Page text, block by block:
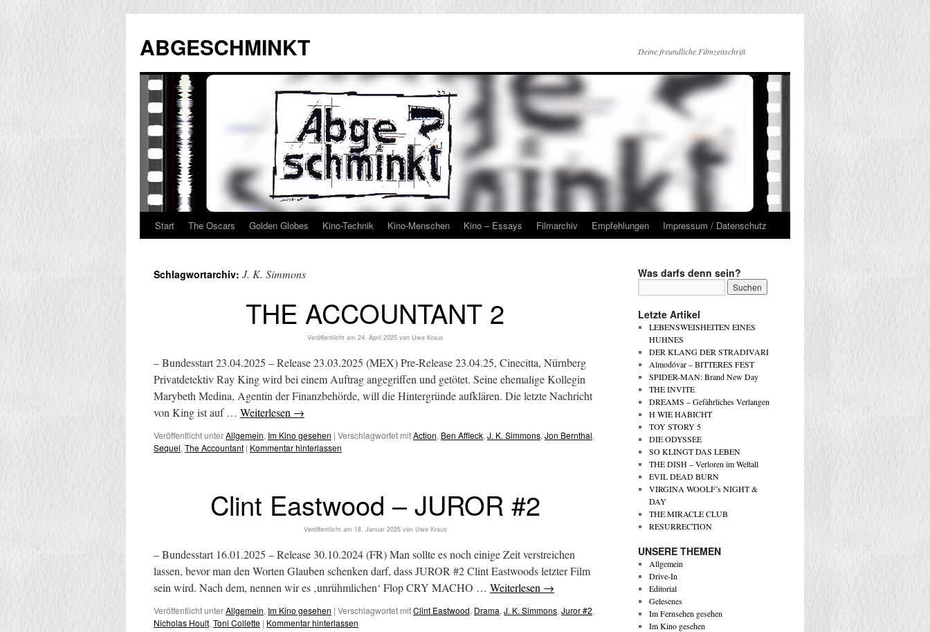
springen
ABGESCHMINKT Deine freundliche Filmzeitschrift
Start The Oscars Golden Globes Kino-Technik Kino-Menschen Kino – Essays Filmarchiv Empfehlungen Impressum / Datenschutz
Schlagwortarchiv: J. K. Simmons
THE ACCOUNTANT 2
Veröffentlicht am 24. April 2025 von Uwe Kraus
– Bundesstart 23.04.2025 – Release 23.03.2025 (MEX) Pre-Release 23.04.25, Cinecitta, Nürnberg
Privatdetektiv Ray King wird bei einem Auftrag angegriffen und getötet. Seine ehemalige Kollegin
Marybeth Medina, Agentin der Finanzbehörde, will die Hintergründe aufklären. Die letzte Nachricht
von King ist auf … Weiterlesen →
Veröffentlicht unterAllgemein, Im Kino gesehen | Verschlagwortet mitAction, Ben Affleck, J. K. Simmons, Jon Bernthal,
Sequel, The Accountant | Kommentar hinterlassen
Clint Eastwood – JUROR #2
Veröffentlicht am 18. Januar 2025 von Uwe Kraus
– Bundesstart 16.01.2025 – Release 30.10.2024 (FR) Man sollte es noch einige Zeit verstreichen
lassen, bevor man den Worten Glauben schenken darf, dass JUROR #2 Clint Eastwoods letzter Film
sein wird. Nach dem, nennen wir es ‚unrühmlichen‘ Flop CRY MACHO … Weiterlesen →
Veröffentlicht unterAllgemein, Im Kino gesehen | Verschlagwortet mitClint Eastwood, Drama, J. K. Simmons, Juror #2,
Nicholas Hoult, Toni Collette | Kommentar hinterlassen
Was darfs denn sein?
Letzte Artikel
LEBENSWEISHEITEN EINES
HUHNES
DER KLANG DER STRADIVARI
Almodóvar – BITTERES FEST
SPIDER-MAN: Brand New Day
THE INVITE
DREAMS – Gefährliches Verlangen
H WIE HABICHT
TOY STORY 5
DIE ODYSSEE
SO KLINGT DAS LEBEN
THE DISH – Verloren im Weltall
EVIL DEAD BURN
VIRGINA WOOLF’s NIGHT &
DAY
THE MIRACLE CLUB
RESURRECTION
UNSERE THEMEN
Allgemein
Drive-In
Editorial
Gelesenes
Im Fernsehen gesehen
Im Kino gesehen